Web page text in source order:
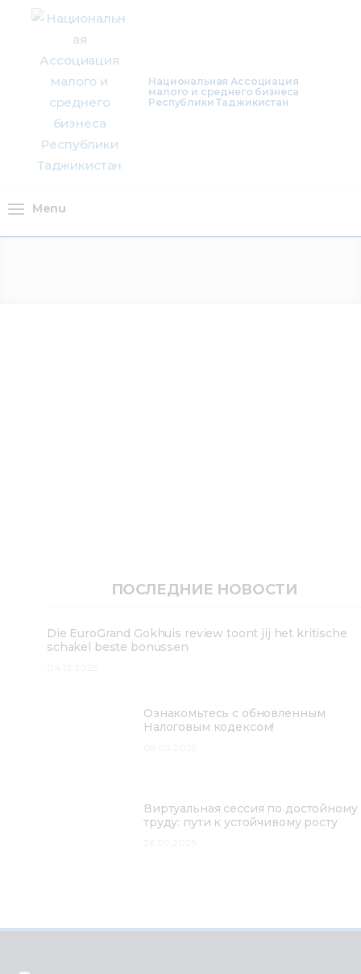
Национальная Ассоциация
малого и среднего бизнеса
Республики Таджикистан
Menu
О нас
Деятельность
Проекты
Членство
Инфоресурсы
ПОСЛЕДНИЕ НОВОСТИ
Die EuroGrand Gokhuis review toont jij het kritische
schakel beste bonussen
Ознакомьтесь с обновленным
Налоговым кодексом!
Виртуальная сессия по достойному
труду: пути к устойчивому росту